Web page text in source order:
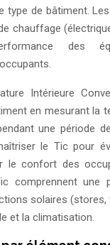
type de bâtiment.
chauffage
des
Intérieure
en mesurant la
une période
le Tic pour
le confort des
comprennent une
solaires (stores,
et la climatisation.